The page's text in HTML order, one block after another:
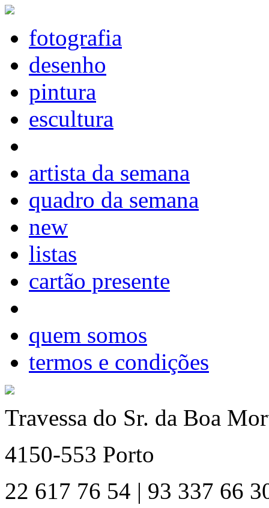
fotografia
desenho
pintura
escultura
artista da semana
quadro da semana
new
listas
cartão presente
quem somos
termos e condições
Travessa do Sr. da Boa
4150-553 Porto
22 617 76 54 | 93 337 66